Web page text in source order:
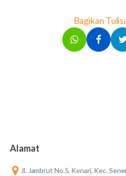
Bagikan
Alamat
Jl. Jambrut No.5, Kenari, Kec.